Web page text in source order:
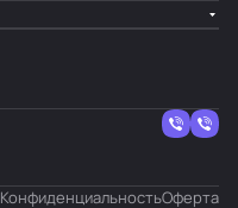
КонфиденциальностьОферта